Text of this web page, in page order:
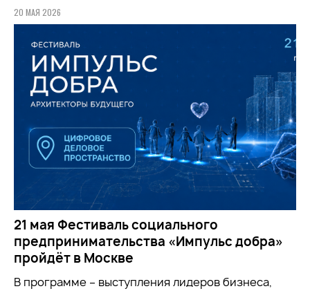
20 МАЯ 2026
21 мая Фестиваль социального
предпринимательства «Импульс добра»
пройдёт в Москве
В программе – выступления лидеров бизнеса,